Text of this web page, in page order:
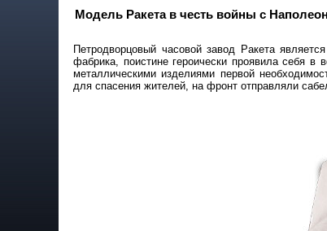
Модель Ракета в честь войны с
Петродворцовый часовой завод Ракета
фабрика, поистине героически проявила себя
металлическими изделиями первой
для спасения жителей, на фронт отправляли